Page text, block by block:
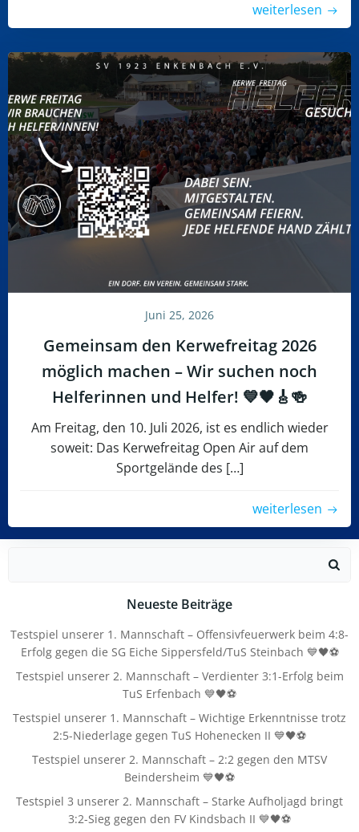
weiterlesen
Juni 25, 2026
Gemeinsam den Kerwefreitag 2026
möglich machen – Wir suchen noch
Helferinnen und Helfer! 💙🖤🎸🍻
Am Freitag, den 10. Juli 2026, ist es endlich wieder
soweit: Das Kerwefreitag Open Air auf dem
Sportgelände des […]
weiterlesen
Neueste Beiträge
Testspiel unserer 1. Mannschaft – Offensivfeuerwerk beim 4:8-
Erfolg gegen die SG Eiche Sippersfeld/TuS Steinbach 💙🖤⚽
Testspiel unserer 2. Mannschaft – Verdienter 3:1-Erfolg beim
TuS Erfenbach 💙🖤⚽
Testspiel unserer 1. Mannschaft – Wichtige Erkenntnisse trotz
2:5-Niederlage gegen TuS Hohenecken II 💙🖤⚽
Testspiel unserer 2. Mannschaft – 2:2 gegen den MTSV
Beindersheim 💙🖤⚽
Testspiel 3 unserer 2. Mannschaft – Starke Aufholjagd bringt
3:2-Sieg gegen den FV Kindsbach II 💙🖤⚽